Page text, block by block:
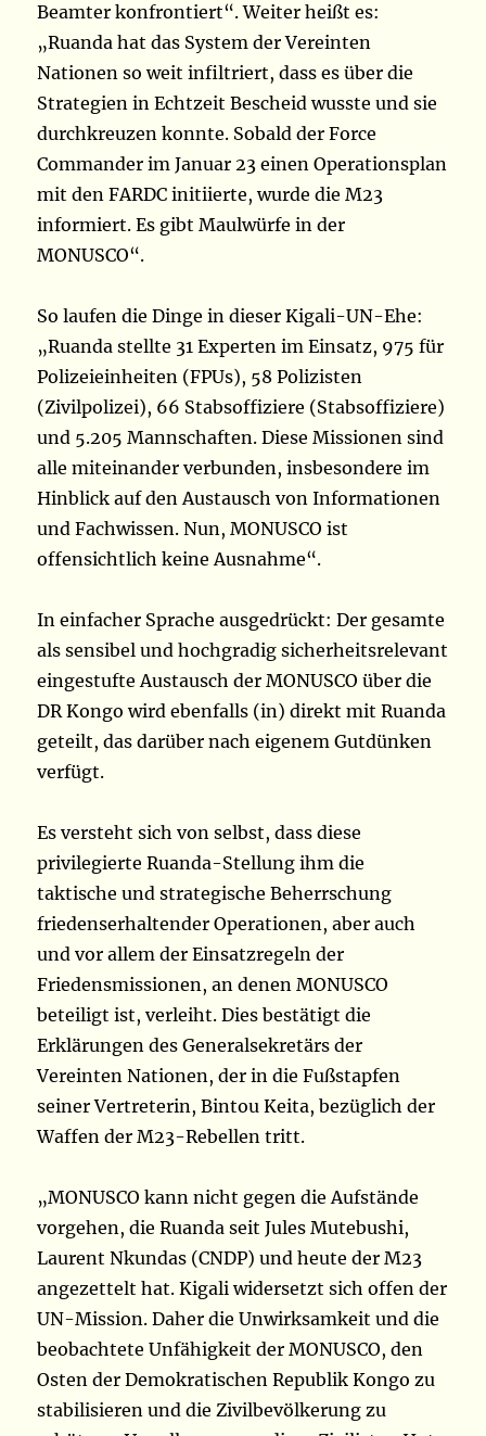
Beamter konfrontiert“. Weiter heißt es:
„Ruanda hat das System der Vereinten
Nationen so weit infiltriert, dass es über die
Strategien in Echtzeit Bescheid wusste und sie
durchkreuzen konnte. Sobald der Force
Commander im Januar 23 einen Operationsplan
mit den FARDC initiierte, wurde die M23
informiert. Es gibt Maulwürfe in der
MONUSCO“.
So laufen die Dinge in dieser Kigali-UN-Ehe:
„Ruanda stellte 31 Experten im Einsatz, 975 für
Polizeieinheiten (FPUs), 58 Polizisten
(Zivilpolizei), 66 Stabsoffiziere (Stabsoffiziere)
und 5.205 Mannschaften. Diese Missionen sind
alle miteinander verbunden, insbesondere im
Hinblick auf den Austausch von Informationen
und Fachwissen. Nun, MONUSCO ist
offensichtlich keine Ausnahme“.
In einfacher Sprache ausgedrückt: Der gesamte
als sensibel und hochgradig sicherheitsrelevant
eingestufte Austausch der MONUSCO über die
DR Kongo wird ebenfalls (in) direkt mit Ruanda
geteilt, das darüber nach eigenem Gutdünken
verfügt.
Es versteht sich von selbst, dass diese
privilegierte Ruanda-Stellung ihm die
taktische und strategische Beherrschung
friedenserhaltender Operationen, aber auch
und vor allem der Einsatzregeln der
Friedensmissionen, an denen MONUSCO
beteiligt ist, verleiht. Dies bestätigt die
Erklärungen des Generalsekretärs der
Vereinten Nationen, der in die Fußstapfen
seiner Vertreterin, Bintou Keita, bezüglich der
Waffen der M23-Rebellen tritt.
„MONUSCO kann nicht gegen die Aufstände
vorgehen, die Ruanda seit Jules Mutebushi,
Laurent Nkundas (CNDP) und heute der M23
angezettelt hat. Kigali widersetzt sich offen der
UN-Mission. Daher die Unwirksamkeit und die
beobachtete Unfähigkeit der MONUSCO, den
Osten der Demokratischen Republik Kongo zu
stabilisieren und die Zivilbevölkerung zu